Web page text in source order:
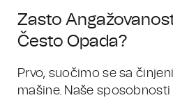
Zasto
Često Opada?
Prvo, suočimo se sa
mašine. Naše